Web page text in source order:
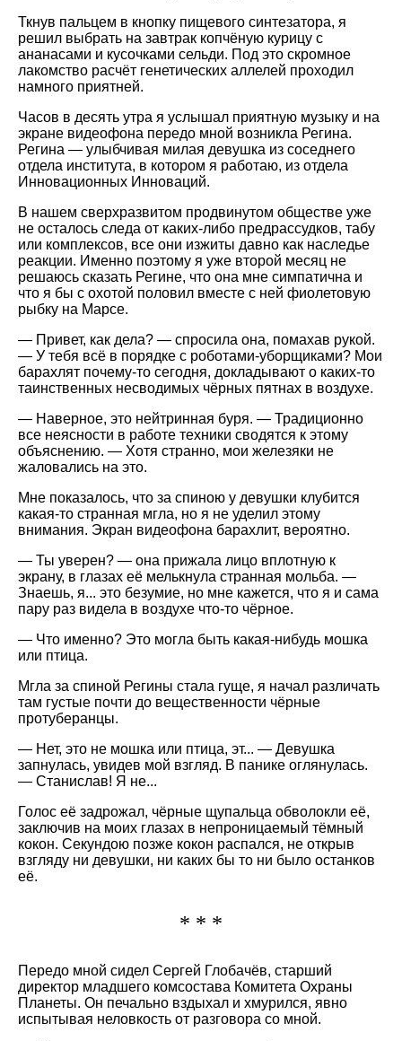
Ткнув пальцем в кнопку пищевого синтезатора, я
решил выбрать на завтрак копчёную курицу с
ананасами и кусочками сельди. Под это скромное
лакомство расчёт генетических аллелей проходил
намного приятней.
Часов в десять утра я услышал приятную музыку и на
экране видеофона передо мной возникла Регина.
Регина — улыбчивая милая девушка из соседнего
отдела института, в котором я работаю, из отдела
Инновационных Инноваций.
В нашем сверхразвитом продвинутом обществе уже
не осталось следа от каких-либо предрассудков, табу
или комплексов, все они изжиты давно как наследье
реакции. Именно поэтому я уже второй месяц не
решаюсь сказать Регине, что она мне симпатична и
что я бы с охотой половил вместе с ней фиолетовую
рыбку на Марсе.
— Привет, как дела? — спросила она, помахав рукой.
— У тебя всё в порядке с роботами-уборщиками? Мои
барахлят почему-то сегодня, докладывают о каких-то
таинственных несводимых чёрных пятнах в воздухе.
— Наверное, это нейтринная буря. — Традиционно
все неясности в работе техники сводятся к этому
объяснению. — Хотя странно, мои железяки не
жаловались на это.
Мне показалось, что за спиною у девушки клубится
какая-то странная мгла, но я не уделил этому
внимания. Экран видеофона барахлит, вероятно.
— Ты уверен? — она прижала лицо вплотную к
экрану, в глазах её мелькнула странная мольба. —
Знаешь, я... это безумие, но мне кажется, что я и сама
пару раз видела в воздухе что-то чёрное.
— Что именно? Это могла быть какая-нибудь мошка
или птица.
Мгла за спиной Регины стала гуще, я начал различать
там густые почти до вещественности чёрные
протуберанцы.
— Нет, это не мошка или птица, эт... — Девушка
запнулась, увидев мой взгляд. В панике оглянулась.
— Станислав! Я не...
Голос её задрожал, чёрные щупальца обволокли её,
заключив на моих глазах в непроницаемый тёмный
кокон. Секундою позже кокон распался, не открыв
взгляду ни девушки, ни каких бы то ни было останков
её.
* * *
Передо мной сидел Сергей Глобачёв, старший
директор младшего комсостава Комитета Охраны
Планеты. Он печально вздыхал и хмурился, явно
испытывая неловкость от разговора со мной.